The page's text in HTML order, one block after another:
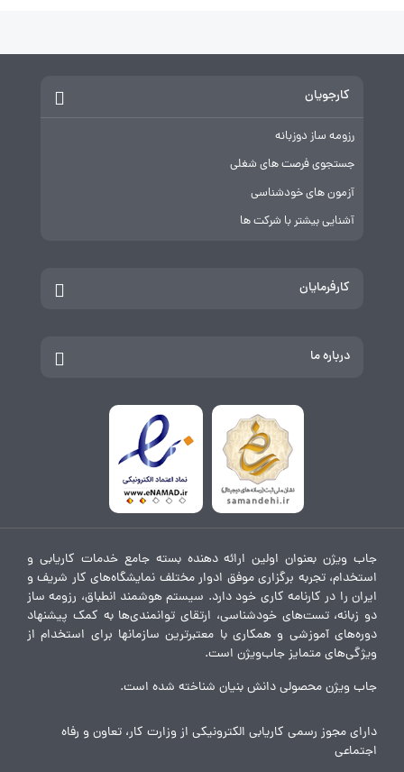
کارجویان
رزومه ساز دوزبانه
جستجوی فرصت های شغلی
آزمون های خودشناسی
آشنایی بیشتر با شرکت ها
کارفرمایان
درباره ما
جاب ویژن بعنوان اولین ارائه دهنده بسته جامع خدمات کاریابی و
استخدام، تجربه برگزاری موفق ادوار مختلف نمایشگاه‌های کار شریف و
ایران را در کارنامه کاری خود دارد. سیستم هوشمند انطباق، رزومه ساز
دو زبانه، تست‌های خودشناسی، ارتقای توانمندی‌ها به کمک پیشنهاد
دوره‌های آموزشی و همکاری با معتبرترین سازمانها برای استخدام از
ویژگی‌های متمایز جاب‌ویژن است.
جاب ویژن محصولی دانش بنیان شناخته شده است.
دارای مجوز رسمی کاریابی الکترونیکی از وزارت کار، تعاون و رفاه
اجتماعی